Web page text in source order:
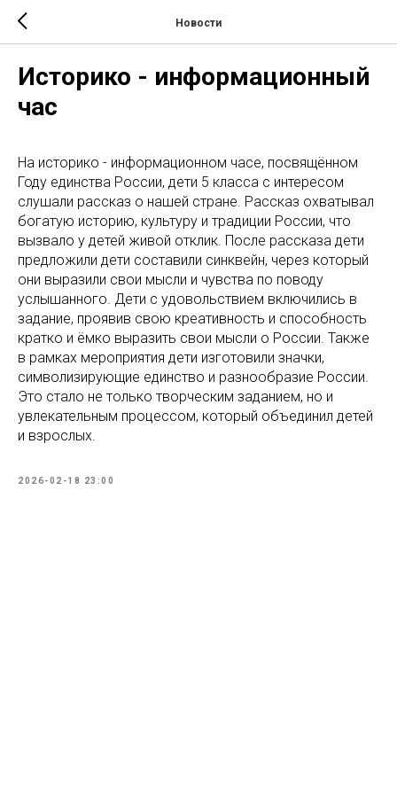
Новости
Историко - информационный
час
На историко - информационном часе, посвящённом
Году единства России, дети 5 класса с интересом
слушали рассказ о нашей стране. Рассказ охватывал
богатую историю, культуру и традиции России, что
вызвало у детей живой отклик. После рассказа дети
предложили дети составили синквейн, через который
они выразили свои мысли и чувства по поводу
услышанного. Дети с удовольствием включились в
задание, проявив свою креативность и способность
кратко и ёмко выразить свои мысли о России. Также
в рамках мероприятия дети изготовили значки,
символизирующие единство и разнообразие России.
Это стало не только творческим заданием, но и
увлекательным процессом, который объединил детей
и взрослых.
2026-02-18 23:00